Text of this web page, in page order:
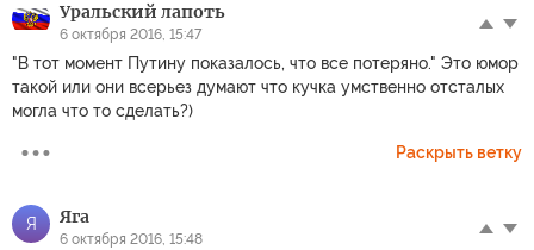
Уральский лапоть
6 октября 2016, 15:47
"В тот момент Путину показалось, что все потеряно." Это юмор
такой или они всерьез думают что кучка умственно отсталых
могла что то сделать?)
Раскрыть ветку
Я Яга
6 октября 2016, 15:48